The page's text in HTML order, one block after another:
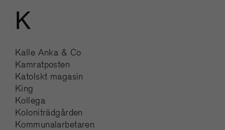
K
Kalle Anka & Co
Kamratposten
Katolskt magasin
King
Kollega
Koloniträdgården
Kommunalarbetaren